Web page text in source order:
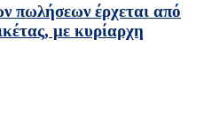
πωλήσεων έρχεται από
με κυρίαρχη